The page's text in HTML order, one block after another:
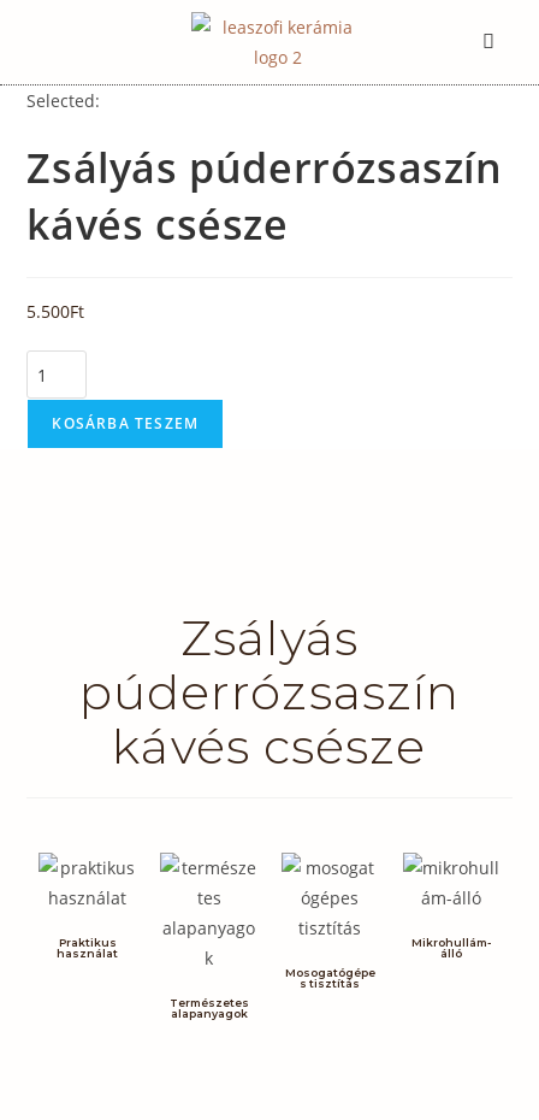
Selected:
Zsályás púderrózsaszín
kávés csésze
5.500Ft
KOSÁRBA TESZEM
Zsályás
púderrózsaszín
kávés csésze
Praktikus
használat
Természetes
alapanyagok
Mosogatógépe
s tisztítás
Mikrohullám-
álló